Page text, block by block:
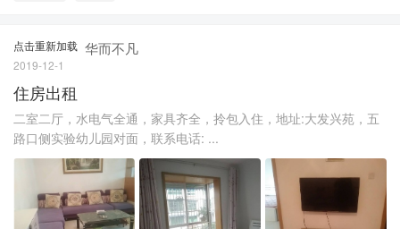
点击重新加载 华而不凡
2019-12-1
住房出租
二室二厅，水电气全通，家具齐全，拎包入住，地址:大发兴苑，五
路口侧实验幼儿园对面，联系电话: ...